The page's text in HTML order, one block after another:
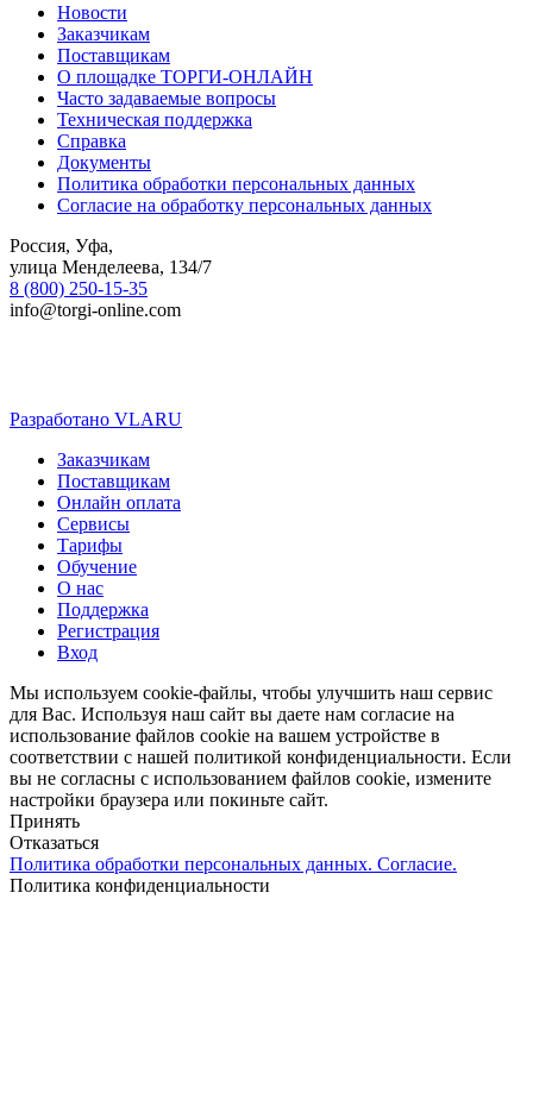
Новости
Заказчикам
Поставщикам
О площадке ТОРГИ-ОНЛАЙН
Часто задаваемые вопросы
Техническая поддержка
Справка
Документы
Политика обработки персональных данных
Согласие на обработку персональных данных
Россия, Уфа,
улица Менделеева, 134/7
8 (800) 250-15-35
info@torgi-online.com
Разработано VLARU
Close
Menu
Заказчикам
Поставщикам
Онлайн оплата
Сервисы
Тарифы
Обучение
О нас
Поддержка
Регистрация
Вход
Мы используем cookie-файлы, чтобы улучшить наш сервис
для Вас. Используя наш сайт вы даете нам согласие на
использование файлов cookie на вашем устройстве в
соответствии с нашей политикой конфиденциальности. Если
вы не согласны с использованием файлов cookie, измените
настройки браузера или покиньте сайт.
Принять
Отказаться
Политика обработки персональных данных. Согласие.
Политика конфиденциальности